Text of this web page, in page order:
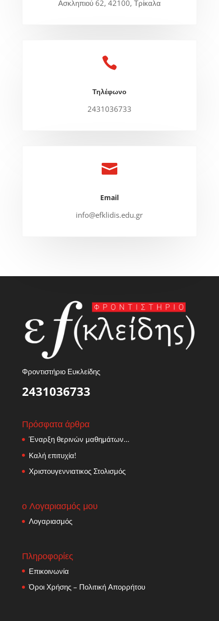
Ασκληπιού 62, 42100, Τρίκαλα

Τηλέφωνο
2431036733

Email
info@efklidis.edu.gr
Φροντιστήριο Ευκλείδης
2431036733
Πρόσφατα άρθρα
Έναρξη θερινών μαθημάτων…
Καλή επιτυχία!
Χριστουγεννιατικος Στολισμός
ο Λογαριασμός μου
Λογαριασμός
Πληροφορίες
Επικοινωνία
Όροι Χρήσης – Πολιτική Απορρήτου